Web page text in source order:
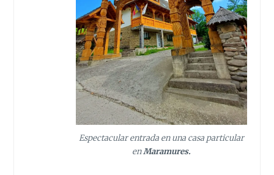
Espectacular entrada en una casa particular
enMaramures.